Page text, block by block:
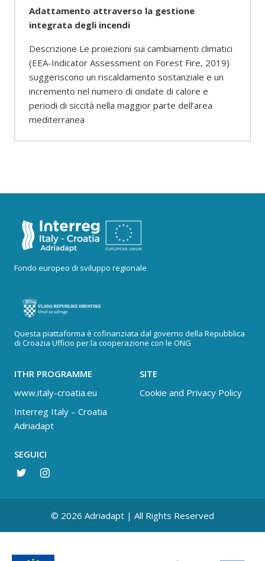
Adattamento attraverso la gestione
integrata degli incendi
Descrizione Le proiezioni sui cambiamenti climatici
(EEA-Indicator Assessment on Forest Fire, 2019)
suggeriscono un riscaldamento sostanziale e un
incremento nel numero di ondate di calore e
periodi di siccità nella maggior parte dell’area
mediterranea
Fondo europeo di sviluppo regionale
Questa piattaforma è cofinanziata dal governo della Repubblica
di Croazia Ufficio per la cooperazione con le ONG
ITHR PROGRAMME
www.italy-croatia.eu
Interreg Italy – Croatia
Adriadapt
SITE
Cookie and Privacy Policy
SEGUICI
© 2026 Adriadapt | All Rights Reserved